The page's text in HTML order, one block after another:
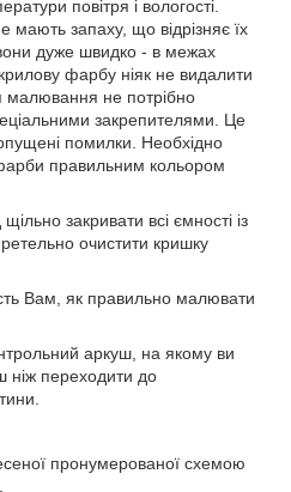
повітря і вологості.
мають запаху, що відрізняє їх
дуже швидко - в межах
фарбу ніяк не видалити
малювання не потрібно
закрепителями. Це
помилки. Необхідно
правильним кольором
закривати всі ємності із
очистити кришку
Вам, як правильно малювати
аркуш, на якому ви
ніж переходити до
пронумерованої схемою